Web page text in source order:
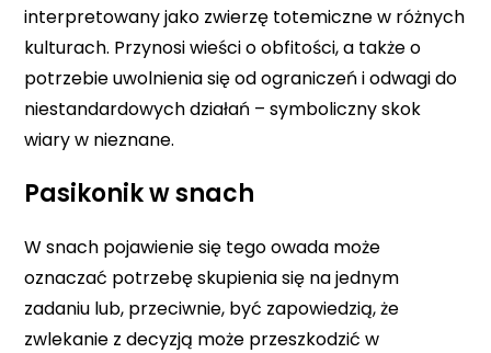
interpretowany jako zwierzę totemiczne w różnych
kulturach. Przynosi wieści o obfitości, a także o
potrzebie uwolnienia się od ograniczeń i odwagi do
niestandardowych działań – symboliczny skok
wiary w nieznane.
Pasikonik w snach
W snach pojawienie się tego owada może
oznaczać potrzebę skupienia się na jednym
zadaniu lub, przeciwnie, być zapowiedzią, że
zwlekanie z decyzją może przeszkodzić w